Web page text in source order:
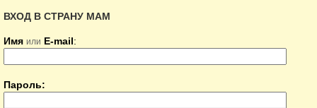
ВХОД В СТРАНУ МАМ
Имя или E-mail:
Пароль: